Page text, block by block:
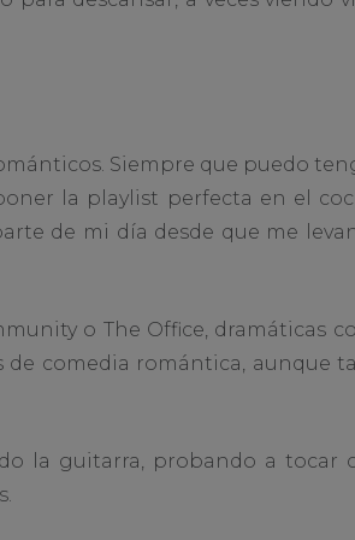
Siempre que puedo
la playlist perfecta en el
de mi día desde que me
o The Office, dramáticas
de comedia romántica, aunque
la guitarra, probando a tocar